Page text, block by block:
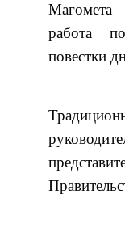
работа
повестки